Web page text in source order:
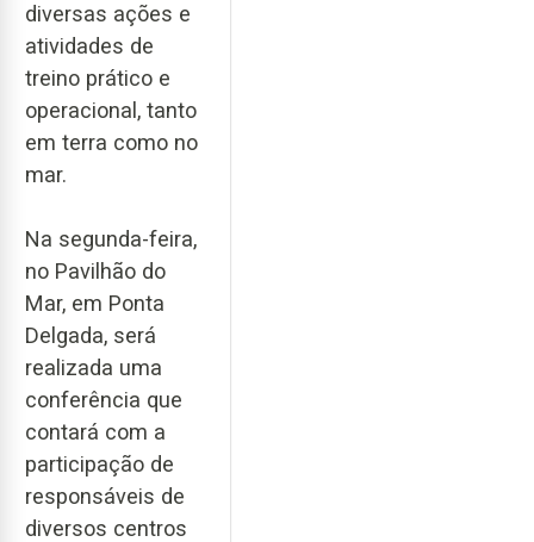
diversas ações e
atividades de
treino prático e
operacional, tanto
em terra como no
mar.
Na segunda-feira,
no Pavilhão do
Mar, em Ponta
Delgada, será
realizada uma
conferência que
contará com a
participação de
responsáveis de
diversos centros